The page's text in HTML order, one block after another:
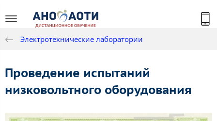
Электротехнические лаборатории
Проведение испытаний
низковольтного оборудования